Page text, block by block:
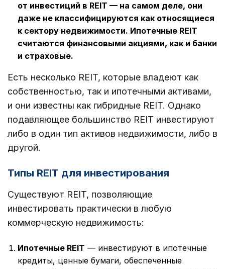
от инвестиций в REIT — на самом деле, они
даже не классифицируются как относящиеся
к сектору недвижимости. Ипотечные REIT
считаются финансовыми акциями, как и банки
и страховые.
Есть несколько REIT, которые владеют как
собственностью, так и ипотечными активами,
и они известны как гибридные REIT. Однако
подавляющее большинство REIT инвестируют
либо в один тип активов недвижимости, либо в
другой.
Типы REIT для инвестирования
Существуют REIT, позволяющие
инвестировать практически в любую
коммерческую недвижимость:
Ипотечные REIT — инвестируют в ипотечные
кредиты, ценные бумаги, обеспеченные